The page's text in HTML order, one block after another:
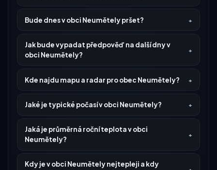
Bude dnes v obci Neumětely pršet?
Jak bude vypadat předpověď na další dny v
obci Neumětely?
Kde najdu mapu a radar pro obec Neumětely?
Jaké je typické počasí v obci Neumětely?
Jaká je průměrná roční teplota v obci
Neumětely?
Kdy je v obci Neumětely nejtepleji a kdy